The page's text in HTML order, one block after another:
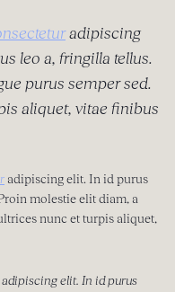
adipiscing
leo a, fringilla tellus.
purus semper sed.
aliquet, vitae finibus
adipiscing elit. In id purus
molestie elit diam, a
nunc et turpis aliquet,
adipiscing elit. In id purus